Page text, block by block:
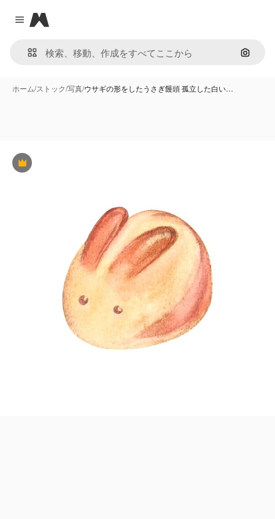
Close menu
Magnific
画像で
ホーム/ストック/写真/ウサギの形をしたうさぎ饅頭 孤立した白い…
Premium